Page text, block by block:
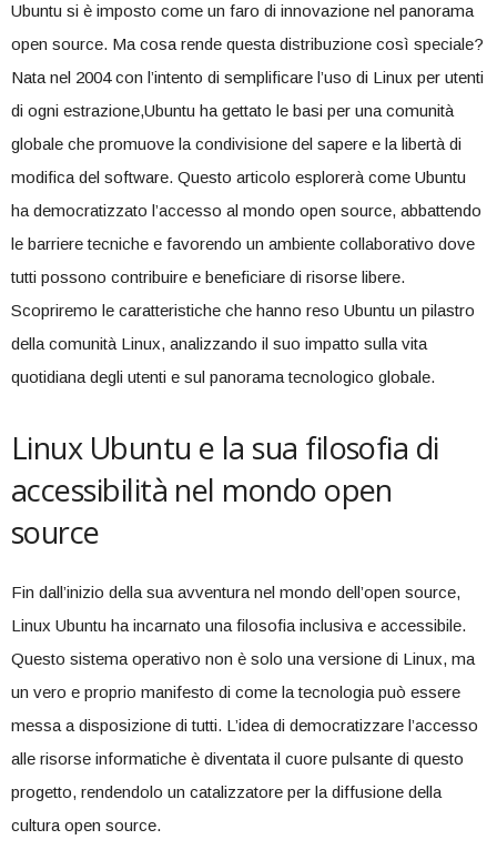
Ubuntu si è imposto‌ come un ​faro di ⁤innovazione nel panorama ​
open source. Ma cosa rende questa distribuzione così speciale?
Nata nel ​2004 con l’intento di semplificare l’uso di Linux per utenti
di ogni estrazione,Ubuntu ha gettato le basi per una comunità‍
globale che promuove la ⁢condivisione del sapere e la libertà‍ di
modifica del software. ⁢Questo articolo esplorerà come Ubuntu ​
ha democratizzato​ l’accesso al‍ mondo open source,⁣ abbattendo⁤
le barriere tecniche e favorendo un ambiente collaborativo dove
tutti ⁣possono contribuire e beneficiare di ​risorse libere.
Scopriremo le caratteristiche che ⁢hanno ‌reso Ubuntu un ‌pilastro
della​ comunità ⁤Linux, analizzando il suo impatto sulla vita
quotidiana degli​ utenti e sul panorama tecnologico globale.
Linux Ubuntu e la sua filosofia di
accessibilità nel mondo open
source
Fin⁣ dall’inizio della ⁢sua avventura nel mondo dell’open source,
⁢Linux Ubuntu ha incarnato una filosofia inclusiva⁤ e accessibile.
Questo sistema ‌operativo non è solo ⁢una versione di Linux, ma
un vero e proprio manifesto ⁤di come la tecnologia può essere
messa a disposizione di tutti. L’idea di democratizzare l’accesso
alle‍ risorse informatiche è diventata‍ il cuore pulsante ​di questo
progetto, rendendolo⁣ un catalizzatore ⁣per la diffusione della
cultura ⁢open source.